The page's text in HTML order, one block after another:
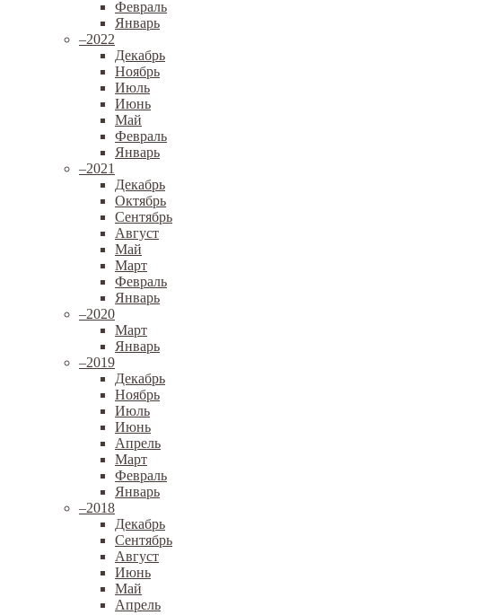
Февраль
Январь
–2022
Декабрь
Ноябрь
Июль
Июнь
Май
Февраль
Январь
–2021
Декабрь
Октябрь
Сентябрь
Август
Май
Март
Февраль
Январь
–2020
Март
Январь
–2019
Декабрь
Ноябрь
Июль
Июнь
Апрель
Март
Февраль
Январь
–2018
Декабрь
Сентябрь
Август
Июнь
Май
Апрель